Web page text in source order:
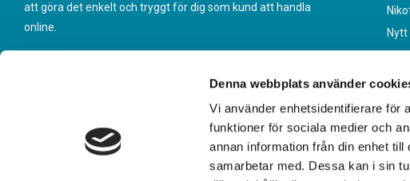
Denna webbplats använder
Vi använder enhetsidentifierare för
funktioner för sociala medier och
annan information från din enhet
samarbetar med. Dessa kan i sin
att göra det enkelt och tryggt för dig som kund att handla
online.
Nytt